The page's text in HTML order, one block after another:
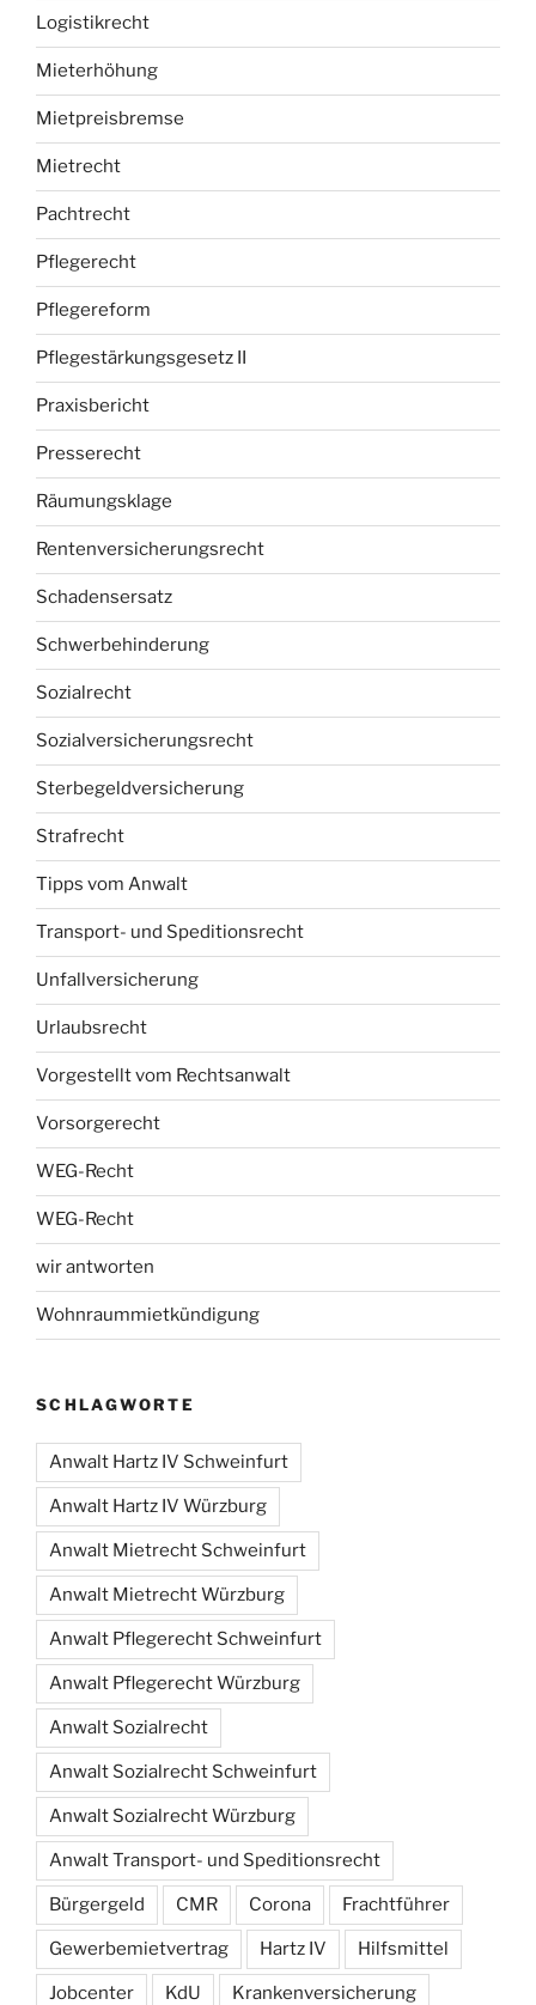
Logistikrecht
Mieterhöhung
Mietpreisbremse
Mietrecht
Pachtrecht
Pflegerecht
Pflegereform
Pflegestärkungsgesetz II
Praxisbericht
Presserecht
Räumungsklage
Rentenversicherungsrecht
Schadensersatz
Schwerbehinderung
Sozialrecht
Sozialversicherungsrecht
Sterbegeldversicherung
Strafrecht
Tipps vom Anwalt
Transport- und Speditionsrecht
Unfallversicherung
Urlaubsrecht
Vorgestellt vom Rechtsanwalt
Vorsorgerecht
WEG-Recht
WEG-Recht
wir antworten
Wohnraummietkündigung
SCHLAGWORTE
Anwalt Hartz IV Schweinfurt
Anwalt Hartz IV Würzburg
Anwalt Mietrecht Schweinfurt
Anwalt Mietrecht Würzburg
Anwalt Pflegerecht Schweinfurt
Anwalt Pflegerecht Würzburg
Anwalt Sozialrecht
Anwalt Sozialrecht Schweinfurt
Anwalt Sozialrecht Würzburg
Anwalt Transport- und Speditionsrecht
Bürgergeld CMR Corona Frachtführer
Gewerbemietvertrag Hartz IV Hilfsmittel
Jobcenter KdU Krankenversicherung